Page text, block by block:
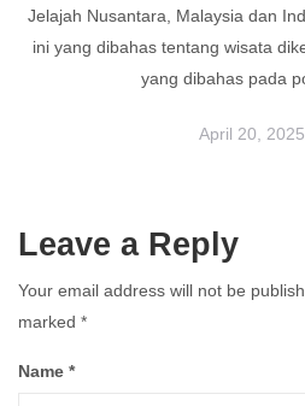
Jelajah Nusantara, Malaysia dan
ini yang dibahas tentang wisata
yang dibahas pada
April 20, 2025
Leave a Reply
Your email address will not be
marked *
Name *